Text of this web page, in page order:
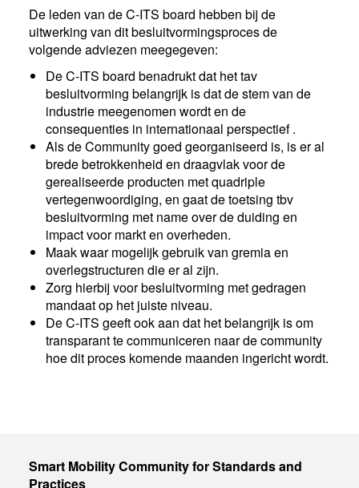
De leden van de C-ITS board hebben bij de
uitwerking van dit besluitvormingsproces de
volgende adviezen meegegeven:
De C-ITS board benadrukt dat het tav
besluitvorming belangrijk is dat de stem van de
industrie meegenomen wordt en de
consequenties in internationaal perspectief .
Als de Community goed georganiseerd is, is er al
brede betrokkenheid en draagvlak voor de
gerealiseerde producten met quadriple
vertegenwoordiging, en gaat de toetsing tbv
besluitvorming met name over de duiding en
impact voor markt en overheden.
Maak waar mogelijk gebruik van gremia en
overlegstructuren die er al zijn.
Zorg hierbij voor besluitvorming met gedragen
mandaat op het juiste niveau.
De C-ITS geeft ook aan dat het belangrijk is om
transparant te communiceren naar de community
hoe dit proces komende maanden ingericht wordt.
Smart Mobility Community for Standards and
Practices